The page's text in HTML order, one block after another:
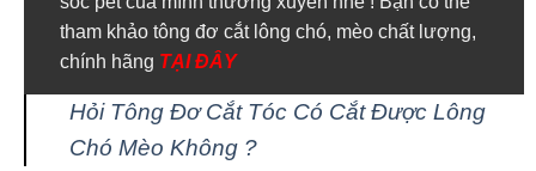
tham khảo tông đơ cắt lông chó, mèo chất lượng,
chính hãng TẠI ĐÂY
Hỏi Tông Đơ Cắt Tóc Có Cắt Được Lông
Chó Mèo Không ?